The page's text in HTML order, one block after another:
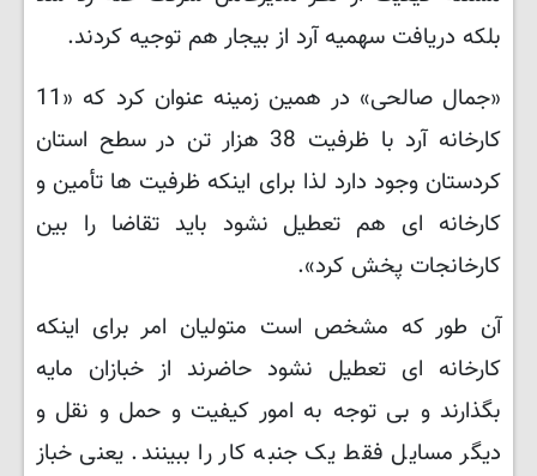
بلکه دریافت سهمیه آرد از بیجار هم توجیه کردند.
«جمال صالحی» در همین زمینه عنوان کرد که «11
کارخانه آرد با ظرفیت 38 هزار تن در سطح استان
کردستان وجود دارد لذا برای اینکه ظرفیت ها تأمین و
کارخانه ای هم تعطیل نشود باید تقاضا را بین
کارخانجات پخش کرد».
آن طور که مشخص است متولیان امر برای اینکه
کارخانه ای تعطیل نشود حاضرند از خبازان مایه
بگذارند و بی توجه به امور کیفیت و حمل و نقل و
دیگر مسایل فقط یک جنبه کار را ببینند. یعنی خباز